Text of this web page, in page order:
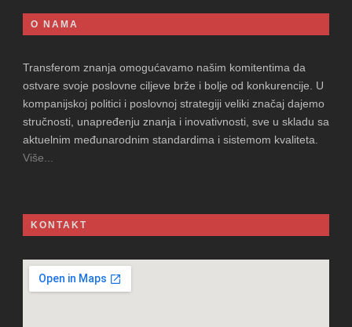
O NAMA
Transferom znanja omogućavamo našim komitentima da
ostvare svoje poslovne ciljeve brže i bolje od konkurencije. U
kompanijskoj politici i poslovnoj strategiji veliki značaj dajemo
stručnosti, unapređenju znanja i inovativnosti, sve u skladu sa
aktuelnim međunarodnim standardima i sistemom kvaliteta.
Više...
KONTAKT